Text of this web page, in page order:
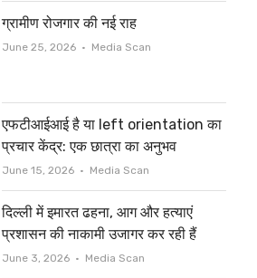
ग्रामीण रोजगार की नई राह
June 25, 2026 Author
Media Scan
एफटीआईआई है या left orientation का
प्रचार केंद्र: एक छात्रा का अनुभव
June 15, 2026 Author
Media Scan
दिल्ली में इमारत ढहना, आग और हत्याएं
प्रशासन की नाकामी उजागर कर रही हैं
June 3, 2026 Author
Media Scan